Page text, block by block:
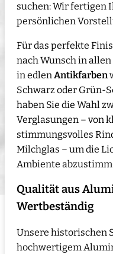
suchen: Wir fertigen
persönlichen
Für das perfekte
nach Wunsch in allen
in edlenAntikfarben
Schwarz oder Grün-
haben Sie die Wahl
Verglasungen – von
stimmungsvolles
Milchglas – um die
Ambiente
Qualität aus
Wertbeständig
Unsere historischen
hochwertigem